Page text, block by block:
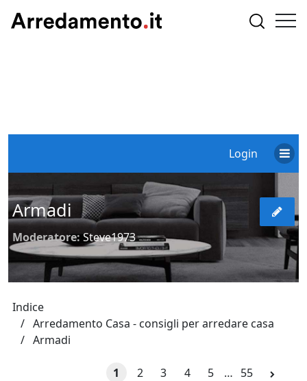
Login
Armadi
Moderatore:Steve1973
Indice
Arredamento Casa - consigli per arredare casa
Armadi
1 2 3 4 5 … 55